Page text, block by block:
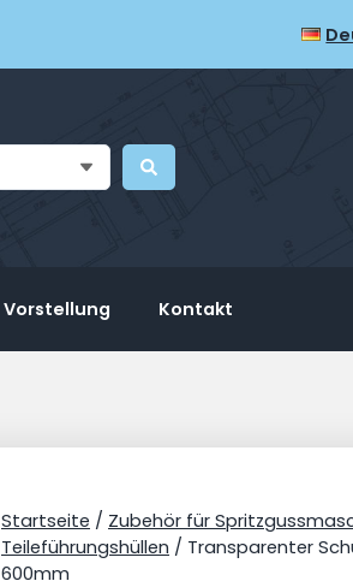
Vorstellung Kontakt
Startseite / Zubehör für
Teileführungshüllen / Transparenter
600mm